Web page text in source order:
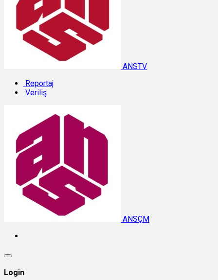
ANSTV
Reportaj
Veriliş
ANSÇM
Login